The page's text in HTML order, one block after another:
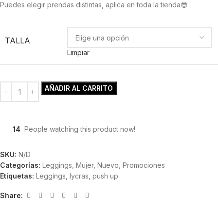
Puedes elegir prendas distintas, aplica en toda la tienda😎
TALLA
Limpiar
AÑADIR AL CARRITO
14 People watching this product now!
SKU: N/D
Categorías: Leggings Mujer, Nuevo Promociones
Etiquetas: Leggings lycras push up
Share: